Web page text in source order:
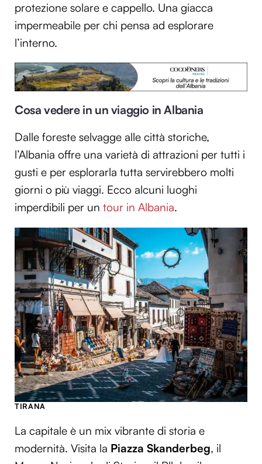
protezione solare e cappello. Una giacca
impermeabile per chi pensa ad esplorare
l’interno.
Cosa vedere in un viaggio in Albania
Dalle foreste selvagge alle città storiche,
l’Albania offre una varietà di attrazioni per tutti i
gusti e per esplorarla tutta servirebbero molti
giorni o più viaggi. Ecco alcuni luoghi
imperdibili per un tour in Albania.
TIRANA
La capitale è un mix vibrante di storia e
modernità. Visita la Piazza Skanderbeg, il